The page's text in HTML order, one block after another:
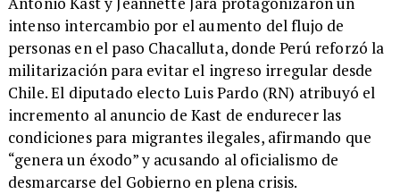
intenso intercambio por el aumento del flujo de
personas en el paso Chacalluta, donde Perú reforzó la
militarización para evitar el ingreso irregular desde
Chile. El diputado electo Luis Pardo (RN) atribuyó el
incremento al anuncio de Kast de endurecer las
condiciones para migrantes ilegales, afirmando que
“genera un éxodo” y acusando al oficialismo de
desmarcarse del Gobierno en plena crisis.